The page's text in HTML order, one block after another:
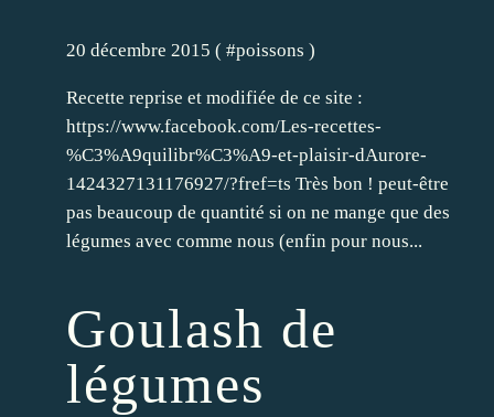
20 décembre 2015 ( #poissons )
Recette reprise et modifiée de ce site :
https://www.facebook.com/Les-recettes-
%C3%A9quilibr%C3%A9-et-plaisir-dAurore-
1424327131176927/?fref=ts Très bon ! peut-être
pas beaucoup de quantité si on ne mange que des
légumes avec comme nous (enfin pour nous...
Goulash de
légumes